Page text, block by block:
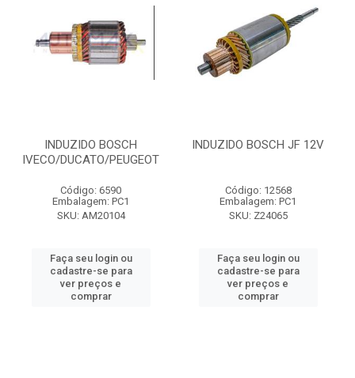
INDUZIDO BOSCH
IVECO/DUCATO/PEUGEOT
Código: 6590
Embalagem: PC1
SKU: AM20104
Faça seu login ou
cadastre-se para
ver preços e
comprar
INDUZIDO BOSCH JF 12V
Código: 12568
Embalagem: PC1
SKU: Z24065
Faça seu login ou
cadastre-se para
ver preços e
comprar